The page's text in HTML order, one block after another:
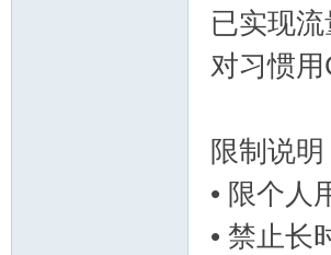
已实现
对习惯
限制说明
• 限个人
• 禁止长